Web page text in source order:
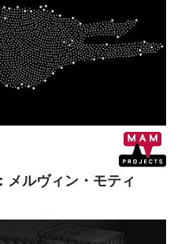
メルヴィン・モティ